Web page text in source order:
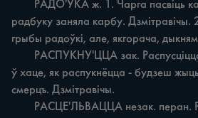
радбуку заняла карбу. Дзмітравічы.
грыбы радоўкі, але, якгорача,
ў хаце, як распукнёцца - будзеш
смерцъ. Дзмітравічы.